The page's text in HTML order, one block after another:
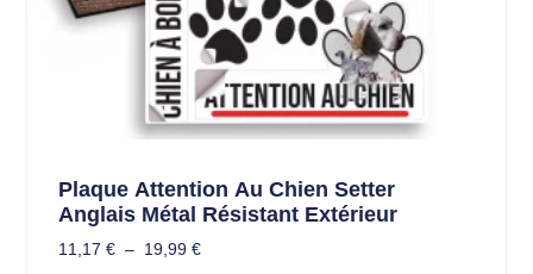
Plaque Attention Au Chien Setter
Anglais Métal Résistant Extérieur
11,17 € – 19,99 €